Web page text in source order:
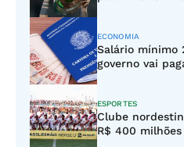
ECONOMIA
Salário mínimo
governo vai
ESPORTES
Clube
R$ 400